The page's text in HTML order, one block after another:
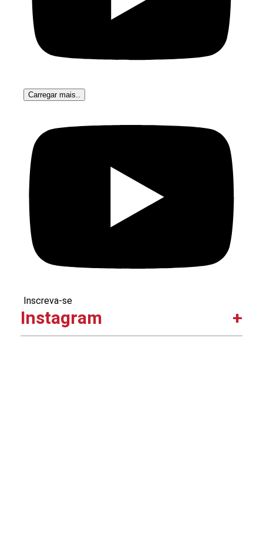
Carregar mais..
Inscreva-se
Instagram